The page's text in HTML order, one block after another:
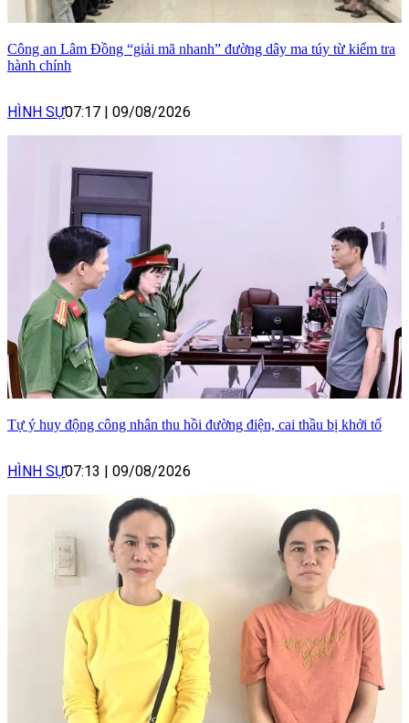
Công an Lâm Đồng “giải mã nhanh” đường dây ma túy từ kiểm tra
hành chính
HÌNH SỰ07:17 | 09/08/2026
Tự ý huy động công nhân thu hồi đường điện, cai thầu bị khởi tố
HÌNH SỰ07:13 | 09/08/2026